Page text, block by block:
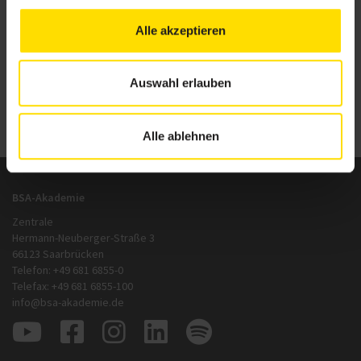
Alle akzeptieren
Auswahl erlauben
Alle ablehnen
bereits jetzt die Anforderungen der NiSV erfüllen.
EMS-Ausbildungen
BSA-Akademie
Zentrale
Hermann-Neuberger-Straße 3
66123 Saarbrücken
Telefon: +49 681 6855-0
Telefax: +49 681 6855-100
info@bsa-akademie.de